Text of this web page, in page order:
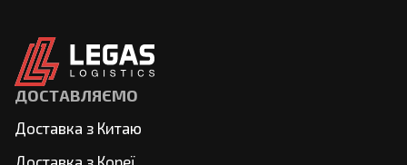
ДОСТАВЛЯЄМО
Доставка з Китаю